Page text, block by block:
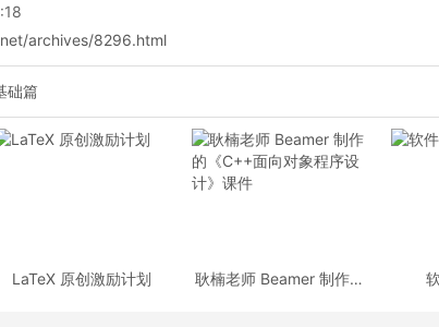
archives/8296.html
础篇
LaTeX 原创激励计划
耿楠老师 Beamer 制作的